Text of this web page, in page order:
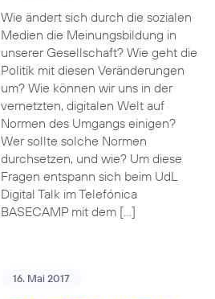
Wie ändert sich durch die sozialen
Medien die Meinungsbildung in
unserer Gesellschaft? Wie geht die
Politik mit diesen Veränderungen
um? Wie können wir uns in der
vernetzten, digitalen Welt auf
Normen des Umgangs einigen?
Wer sollte solche Normen
durchsetzen, und wie? Um diese
Fragen entspann sich beim UdL
Digital Talk im Telefónica
BASECAMP mit dem […]
16. Mai 2017